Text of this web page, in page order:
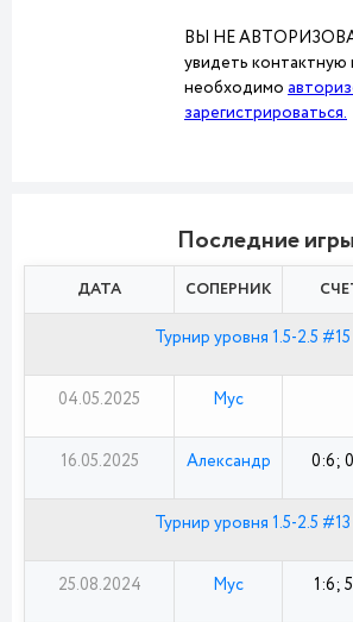
ВЫ НЕ
увидеть
необходимо
зарегистрироваться.
Последние игры
ДАТА СОПЕРНИК
Турнир уровня 1.5-2.5
04.05.2025 Мус
16.05.2025 Александр 0:6;
Турнир уровня 1.5-2.5
25.08.2024 Мус 1:6;